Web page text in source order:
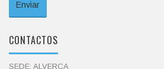
CONTACTOS
SEDE: ALVERCA